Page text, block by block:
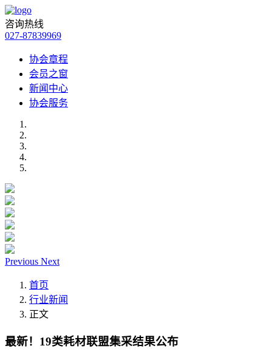
咨询热线
027-87839969
协会章程
会员之窗
新闻中心
协会服务
Previous Next
首页
行业新闻
正文
最新！19类耗材联盟集采结果公布